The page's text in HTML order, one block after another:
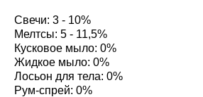
Свечи: 3 - 10%
Мелтсы: 5 - 11,5%
Кусковое мыло: 0%
Жидкое мыло: 0%
Лосьон для тела: 0%
Рум-спрей: 0%